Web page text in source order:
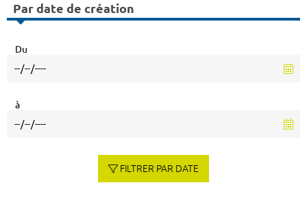
Par date de création
Du
à
FILTRER PAR DATE